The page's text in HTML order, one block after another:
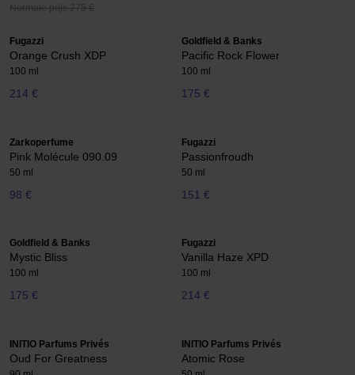
Normale prijs 275 €
Fugazzi
Orange Crush XDP
100 ml
214 €
Goldfield & Banks
Pacific Rock Flower
100 ml
175 €
Zarkoperfume
Pink Molécule 090.09
50 ml
98 €
Fugazzi
Passionfroudh
50 ml
151 €
Goldfield & Banks
Mystic Bliss
100 ml
175 €
Fugazzi
Vanilla Haze XPD
100 ml
214 €
INITIO Parfums Privés
Oud For Greatness
INITIO Parfums Privés
Atomic Rose